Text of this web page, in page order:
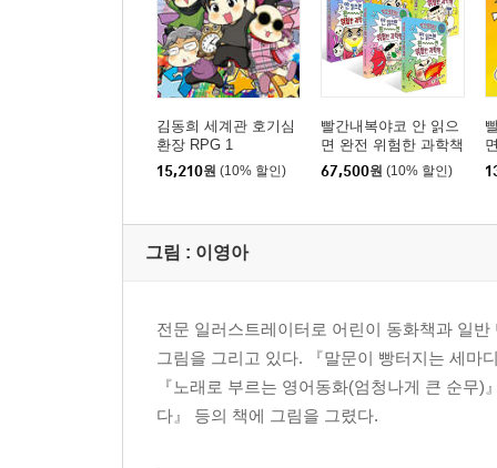
김동희 세계관 호기심
환장 RPG 1
15,210원 (10% 할인)
빨간내복야코 안 읽으
면 완전 위험한 과학책
1~5권 세트
67,500원 (10% 할인)
5
그림 : 이영아
전문 일러스트레이터로 어린이 동화책과 일
그림을 그리고 있다. 『말문이 빵터지는 세마
『노래로 부르는 영어동화(엄청나게 큰 순무
다』 등의 책에 그림을 그렸다.